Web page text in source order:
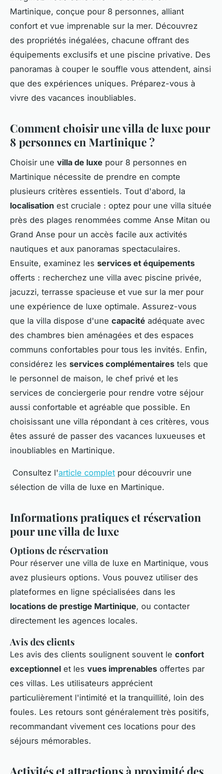
Martinique, conçue pour 8 personnes, alliant
confort et vue imprenable sur la mer. Découvrez
des propriétés inégalées, chacune offrant des
équipements exclusifs et une piscine privative. Des
panoramas à couper le souffle vous attendent, ainsi
que des expériences uniques. Préparez-vous à
vivre des vacances inoubliables.
Comment choisir une villa de luxe pour
8 personnes en Martinique ?
Choisir une villa de luxe pour 8 personnes en
Martinique nécessite de prendre en compte
plusieurs critères essentiels. Tout d'abord, la
localisation est cruciale : optez pour une villa située
près des plages renommées comme Anse Mitan ou
Grand Anse pour un accès facile aux activités
nautiques et aux panoramas spectaculaires.
Ensuite, examinez les services et équipements
offerts : recherchez une villa avec piscine privée,
jacuzzi, terrasse spacieuse et vue sur la mer pour
une expérience de luxe optimale. Assurez-vous
que la villa dispose d'une capacité adéquate avec
des chambres bien aménagées et des espaces
communs confortables pour tous les invités. Enfin,
considérez les services complémentaires tels que
le personnel de maison, le chef privé et les
services de conciergerie pour rendre votre séjour
aussi confortable et agréable que possible. En
choisissant une villa répondant à ces critères, vous
êtes assuré de passer des vacances luxueuses et
inoubliables en Martinique.
Consultez l'article complet pour découvrir une
sélection de villa de luxe en Martinique.
Informations pratiques et réservation
pour une villa de luxe
Options de réservation
Pour réserver une villa de luxe en Martinique, vous
avez plusieurs options. Vous pouvez utiliser des
plateformes en ligne spécialisées dans les
locations de prestige Martinique, ou contacter
directement les agences locales.
Avis des clients
Les avis des clients soulignent souvent le confort
exceptionnel et les vues imprenables offertes par
ces villas. Les utilisateurs apprécient
particulièrement l'intimité et la tranquillité, loin des
foules. Les retours sont généralement très positifs,
recommandant vivement ces locations pour des
séjours mémorables.
Activités et attractions à proximité des